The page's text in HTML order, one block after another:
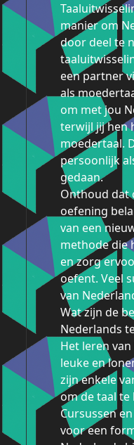
manier om
door deel te
een partner
als
om met jou
terwijl jij hen
moedertaal.
persoonlijk
gedaan.
Onthoud dat
oefening
van een
methode die
en zorg
oefent. Veel
van
Wat zijn de
Nederlands
Het leren
leuke en
zijn enkele
om de taal te
Cursussen
voor een